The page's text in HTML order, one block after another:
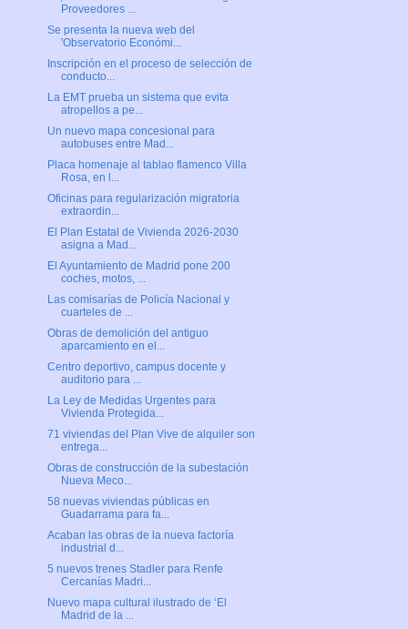
Proveedores ...
Se presenta la nueva web del
'Observatorio Económi...
Inscripción en el proceso de selección de
conducto...
La EMT prueba un sistema que evita
atropellos a pe...
Un nuevo mapa concesional para
autobuses entre Mad...
Placa homenaje al tablao flamenco Villa
Rosa, en l...
Oficinas para regularización migratoria
extraordin...
El Plan Estatal de Vivienda 2026-2030
asigna a Mad...
El Ayuntamiento de Madrid pone 200
coches, motos, ...
Las comisarías de Policía Nacional y
cuarteles de ...
Obras de demolición del antiguo
aparcamiento en el...
Centro deportivo, campus docente y
auditorio para ...
La Ley de Medidas Urgentes para
Vivienda Protegida...
71 viviendas del Plan Vive de alquiler son
entrega...
Obras de construcción de la subestación
Nueva Meco...
58 nuevas viviendas públicas en
Guadarrama para fa...
Acaban las obras de la nueva factoría
industrial d...
5 nuevos trenes Stadler para Renfe
Cercanías Madri...
Nuevo mapa cultural ilustrado de ‘El
Madrid de la ...